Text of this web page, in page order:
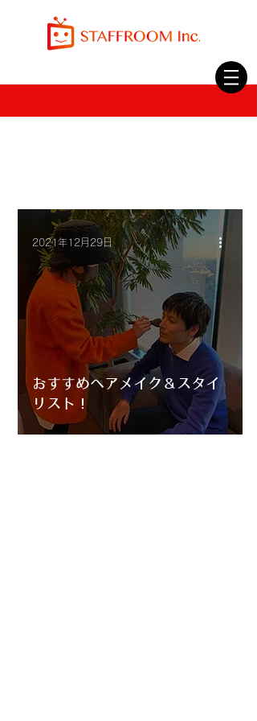
おすすめヘアメイク＆スタイ
リスト！
2021年12月29日